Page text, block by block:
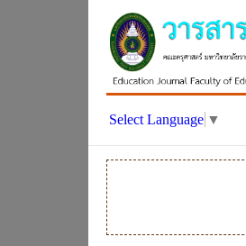
Select Language ▼